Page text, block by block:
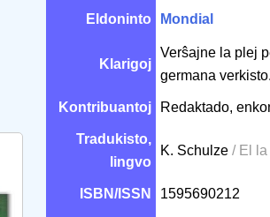
Eldoninto Mondial
Klarigoj
Verŝajne la plej
germana
Kontribuantoj Redaktado,
Tradukisto,
lingvo
K. Schulze / El
ISBN/ISSN 1595690212